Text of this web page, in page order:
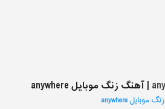
| آهنگ زنگ موبایل anywhere
زنگ موبایل anywhere